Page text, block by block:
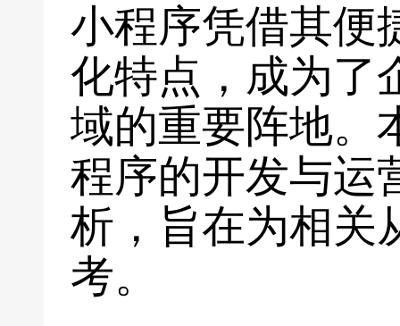
小程序凭借其便
化特点，成为了
域的重要阵地。
程序的开发与运
析，旨在为相关
考。